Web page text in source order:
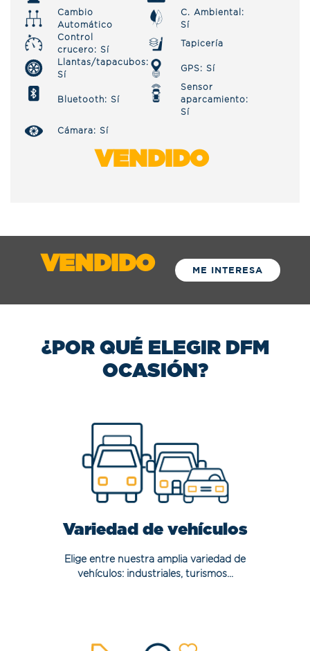
Cambio
Automático
C. Ambiental:
Sí
Control
crucero: Sí
Tapicería
Llantas/tapacubos:
Sí
GPS: Sí
Bluetooth: Sí
Sensor
aparcamiento:
Sí
Cámara: Sí
VENDIDO
VENDIDO ME INTERESA
¿POR QUÉ ELEGIR DFM
OCASIÓN?
Variedad de vehículos
Elige entre nuestra amplia variedad de
vehículos: industriales, turismos...